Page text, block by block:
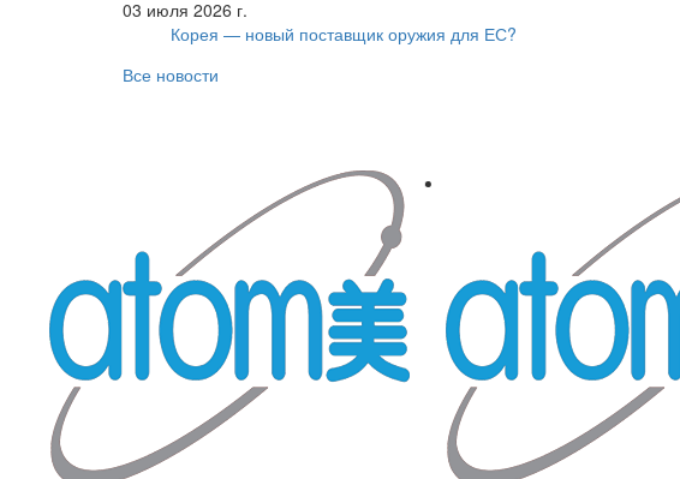
03 июля 2026 г.
Корея — новый поставщик оружия для ЕС?
Все новости